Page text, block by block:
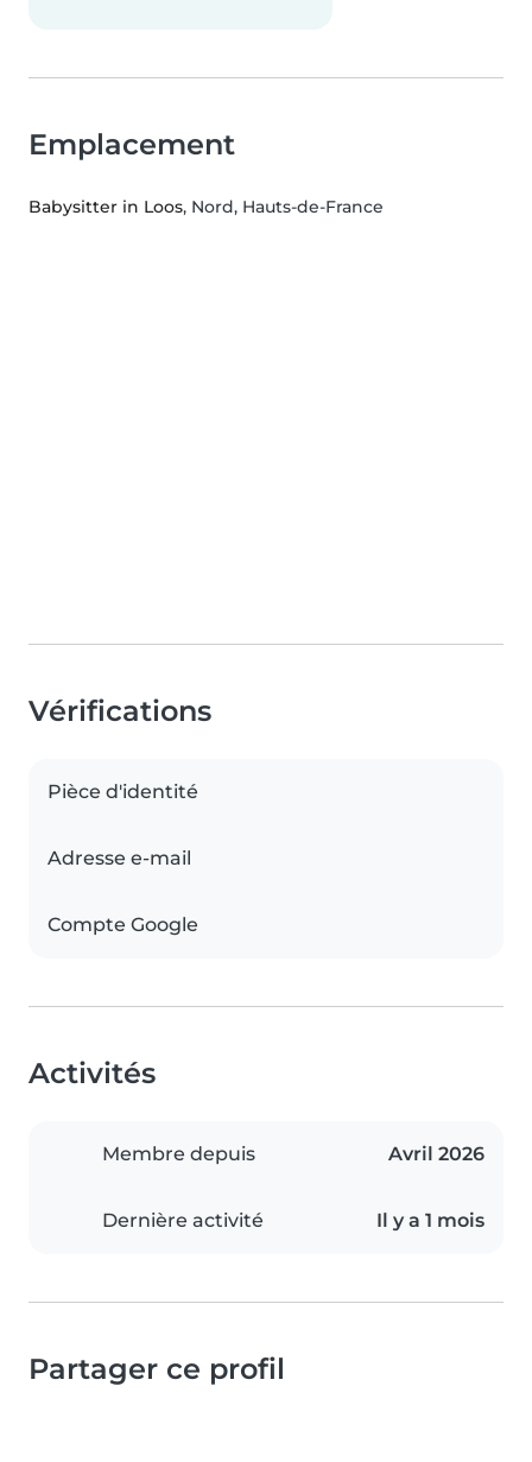
Emplacement
Babysitter in Loos, Nord, Hauts-de-France
Vérifications
Pièce d'identité
Adresse e-mail
Compte Google
Activités
Membre depuis Avril 2026
Dernière activité Il y a 1 mois
Partager ce profil